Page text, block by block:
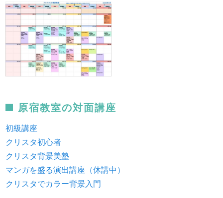
原宿教室の対面講座
初級講座
クリスタ初心者
クリスタ背景美塾
マンガを盛る演出講座（休講中）
クリスタでカラー背景入門